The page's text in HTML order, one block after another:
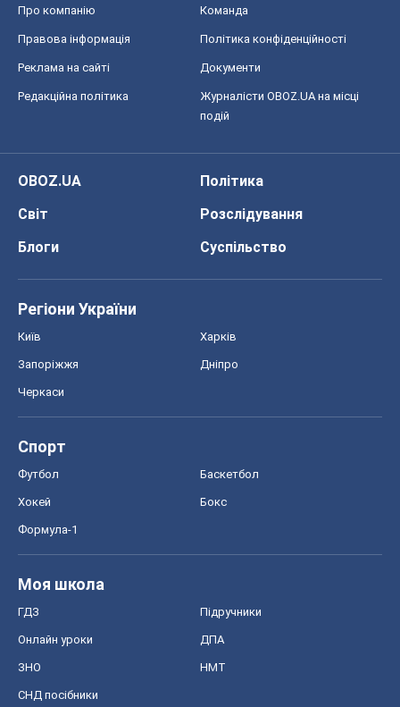
Про компанію Команда
Правова інформація Політика конфіденційності
Реклама на сайті Документи
Редакційна політика
Журналісти OBOZ.UA на місці
подій
OBOZ.UA
Політика
Світ
Розслідування
Блоги
Суспільство
Регіони України
Київ Харків
Запоріжжя Дніпро
Черкаси
Спорт
Футбол Баскетбол
Хокей Бокс
Формула-1
Моя школа
ГДЗ Підручники
Онлайн уроки ДПА
ЗНО НМТ
СНД посібники